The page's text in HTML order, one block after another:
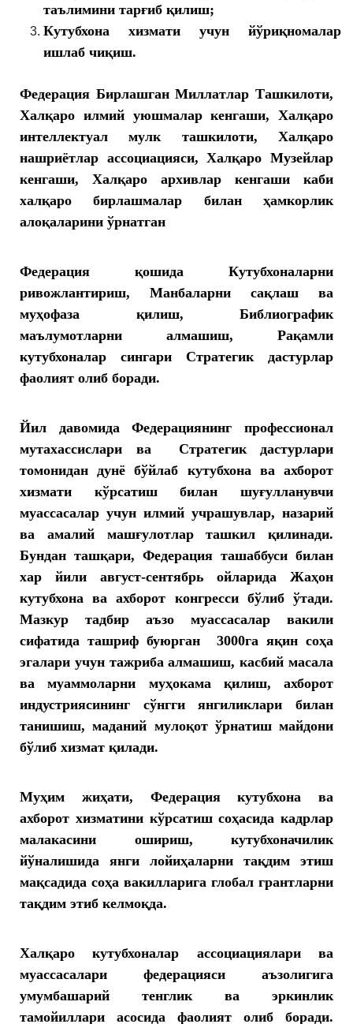
таълимини тарғиб қилиш;
Кутубхона хизмати учун йўриқномалар
ишлаб чиқиш.
Федерация Бирлашган Миллатлар Ташкилоти,
Халқаро илмий уюшмалар кенгаши, Халқаро
интеллектуал мулк ташкилоти, Халқаро
нашриётлар ассоциацияси, Халқаро Музейлар
кенгаши, Халқаро архивлар кенгаши каби
халқаро бирлашмалар билан ҳамкорлик
алоқаларини ўрнатган
Федерация қошида Кутубхоналарни
ривожлантириш, Манбаларни сақлаш ва
муҳофаза қилиш, Библиографик
маълумотларни алмашиш, Рақамли
кутубхоналар сингари Стратегик дастурлар
фаолият олиб боради.
Йил давомида Федерациянинг профессионал
мутахассислари ва Стратегик дастурлари
томонидан дунё бўйлаб кутубхона ва ахборот
хизмати кўрсатиш билан шуғулланувчи
муассасалар учун илмий учрашувлар, назарий
ва амалий машғулотлар ташкил қилинади.
Бундан ташқари, Федерация ташаббуси билан
хар йили август-сентябрь ойларида Жаҳон
кутубхона ва ахборот конгресси бўлиб ўтади.
Мазкур тадбир аъзо муассасалар вакили
сифатида ташриф буюрган 3000га яқин соҳа
эгалари учун тажриба алмашиш, касбий масала
ва муаммоларни муҳокама қилиш, ахборот
индустриясининг сўнгги янгиликлари билан
танишиш, маданий мулоқот ўрнатиш майдони
бўлиб хизмат қилади.
Муҳим жиҳати, Федерация кутубхона ва
ахборот хизматини кўрсатиш соҳасида кадрлар
малакасини ошириш, кутубхоначилик
йўналишида янги лойиҳаларни тақдим этиш
мақсадида соҳа вакилларига глобал грантларни
тақдим этиб келмоқда.
Халқаро кутубхоналар ассоциациялари ва
муассасалари федерацияси аъзолигига
умумбашарий тенглик ва эркинлик
тамойиллари асосида фаолият олиб боради.